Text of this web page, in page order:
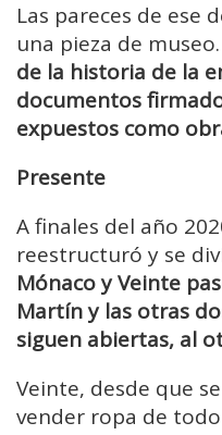
Las pareces de ese
una pieza de museo.
de la historia de la
documentos
expuestos como
Presente
A finales del año
reestructuró y se
Mónaco y Veinte
Martín y las otras
siguen abiertas, al
Veinte, desde que
vender ropa de